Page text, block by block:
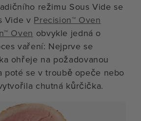
režimu Sous Vide se
Vide v Precision™ Oven
Oven obvykle jedná o
vaření: Nejprve se
ohřeje na požadovanou
poté se v troubě opeče nebo
chutná kůrčička.